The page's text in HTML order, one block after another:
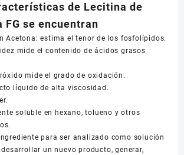
de Lecitina de
FG se encuentran
Acetona: estima el tenor de los fosfolípidos.
mide el contenido de ácidos grasos
mide el grado de oxidación.
líquido de alta viscosidad.
soluble en hexano, tolueno y otros
para ser analizado como solución
un nuevo producto, generar,